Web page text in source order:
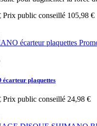
Prix public conseillé 105,98 €
plaquettes
Prix public conseillé 24,98 €